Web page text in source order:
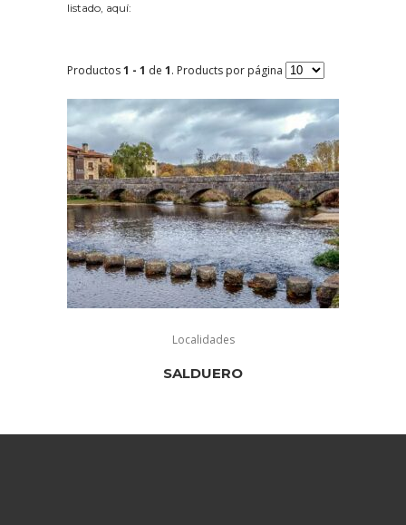
listado, aquí:
Productos1 - 1 de 1. Products por página
Localidades
SALDUERO